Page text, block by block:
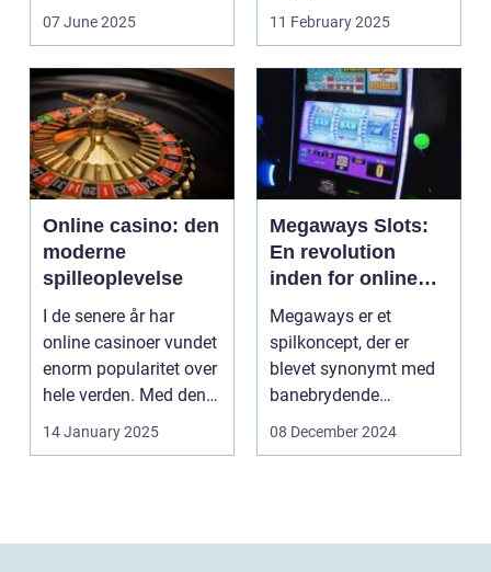
07 June 2025
revolutioneret måden,
11 February 2025
Online casino: den
moderne
spilleoplevelse
I de senere år har
online casinoer vundet
enorm popularitet over
hele verden. Med den
teknolog...
14 January 2025
Megaways Slots:
En revolution
inden for online
spilleautomater
Megaways er et
spilkoncept, der er
blevet synonymt med
banebrydende
innovation inden for
08 December 2024